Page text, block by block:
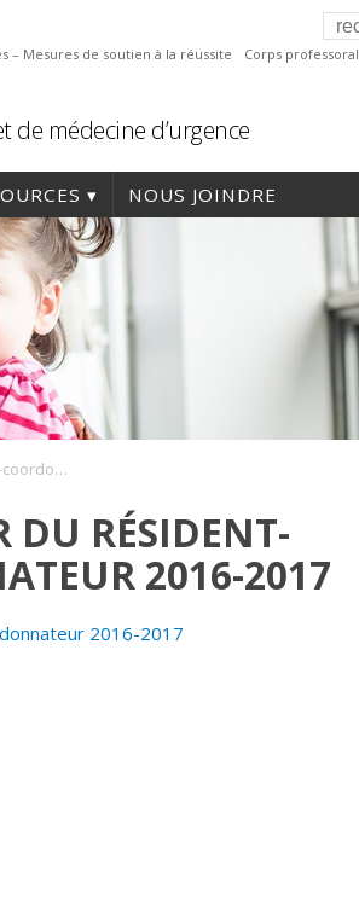
– Mesures de soutien à la réussite Corps professoral
médecine d’urgence
NOUS JOINDRE
Calendrier du résident-coordonnateur 2016-2017
DU RÉSIDENT-
2016-2017
2016-2017